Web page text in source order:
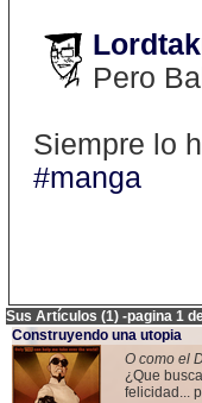
Pero
Siempre lo
#manga
Sus Artículos (1) -pagina 1
Construyendo una utopia
O como el
¿Que
felicidad...